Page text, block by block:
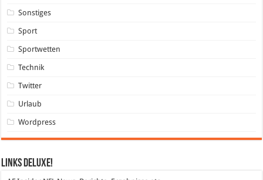
Sonstiges
Sport
Sportwetten
Technik
Twitter
Urlaub
Wordpress
Links DeLuXe!